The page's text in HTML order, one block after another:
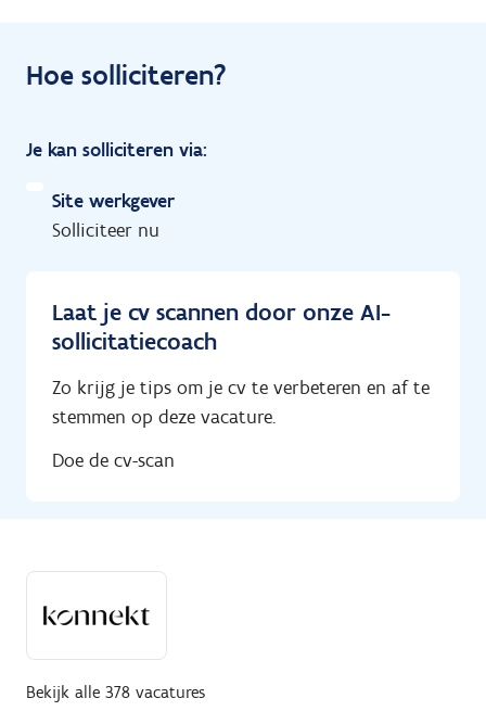
Hoe solliciteren?
Je kan solliciteren via:
Site werkgever
Solliciteer nu
Laat je cv scannen door onze AI-
sollicitatiecoach
Zo krijg je tips om je cv te verbeteren en af te
stemmen op deze vacature.
Doe de cv-scan
Bekijk alle 378 vacatures